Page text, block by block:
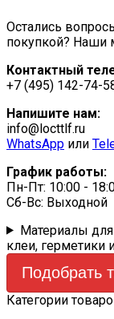
Остались
покупкой? Наши
Контактный
+7 (495) 142-74-
Напишите нам:
info@locttlf.ru
WhatsApp или
График работы:
Пн-Пт: 10:00 -
Сб-Вс: Выходной
Материалы
клеи, герметики
Подобрать
Категории